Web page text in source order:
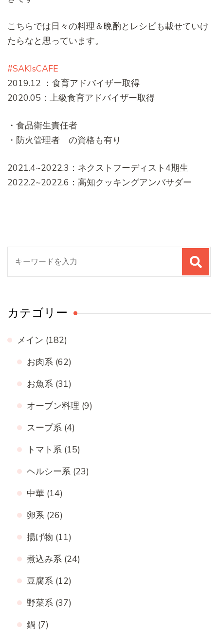
こちらでは日々の料理＆晩酌とレシピも載せていけ
たらなと思っています。
#SAKIsCAFE
2019.12 ：食育アドバイザー取得
2020.05：上級食育アドバイザー取得
・食品衛生責任者
・防火管理者 の資格も有り
2021.4~2022.3：ネクストフーディスト4期生
2022.2~2022.6：高知クッキングアンバサダー
カテゴリー
メイン (182)
お肉系 (62)
お魚系 (31)
オーブン料理 (9)
スープ系 (4)
トマト系 (15)
ヘルシー系 (23)
中華 (14)
卵系 (26)
揚げ物 (11)
煮込み系 (24)
豆腐系 (12)
野菜系 (37)
鍋 (7)